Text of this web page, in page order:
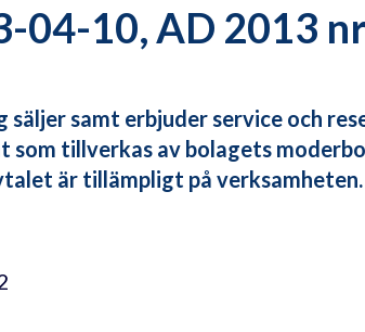
04-10, AD 2013
säljer samt erbjuder service och
som tillverkas av bolagets
är tillämpligt på verksamheten.